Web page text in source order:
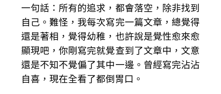
一句話：所有的追求，都會落空，除非找到
自己。難怪，我每次寫完一篇文章，總覺得
還是著相，覺得幼稚，也許說是覺性愈來愈
顯現吧，你剛寫完就覺查到了文章中，文意
還是不知不覺偏了其中一邊。曾經寫完沾沾
自喜，現在全看了都倒胃口。